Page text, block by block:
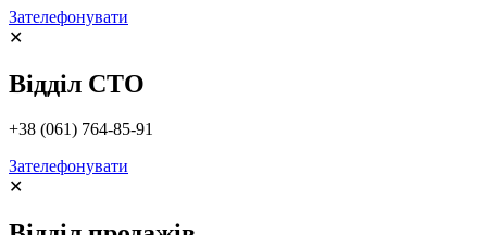
Зателефонувати
✕
Відділ СТО
+38 (061) 764-85-91
Зателефонувати
✕